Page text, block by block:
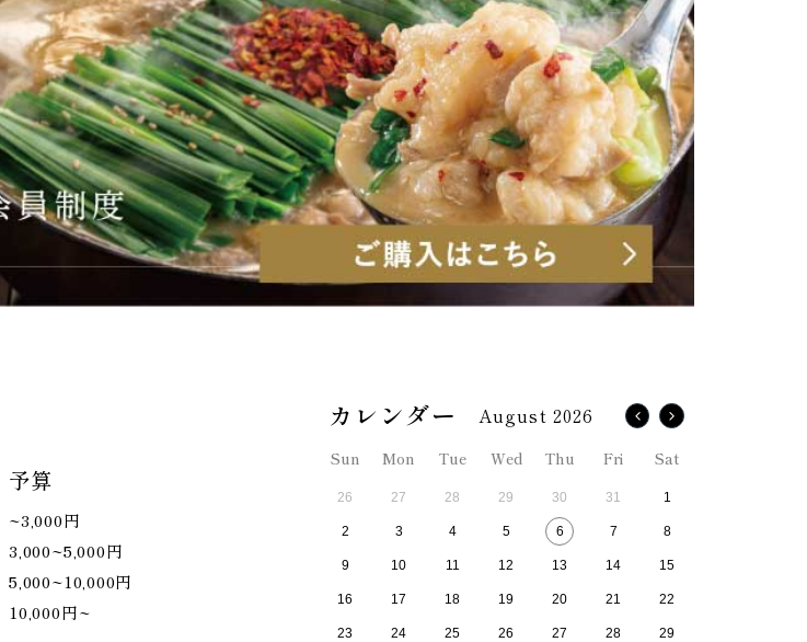
予算
~3,000円
3,000~5,000円
5,000~10,000円
10,000円~
August 2026
Sun Mon Tue Wed Thu Fri Sat
26 27 28 29 30 31 1
2 3 4 5 6 7 8
9 10 11 12 13 14 15
16 17 18 19 20 21 22
23 24 25 26 27 28 29